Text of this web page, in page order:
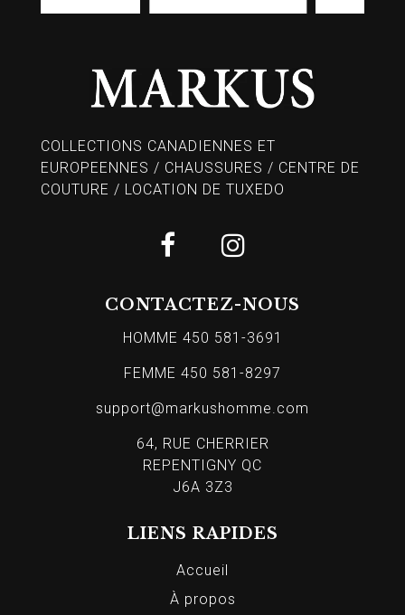
COLLECTIONS CANADIENNES ET
EUROPEENNES / CHAUSSURES / CENTRE DE
COUTURE / LOCATION DE TUXEDO
CONTACTEZ-NOUS
HOMME 450 581-3691
FEMME 450 581-8297
support@markushomme.com
64, RUE CHERRIER
REPENTIGNY QC
J6A 3Z3
LIENS RAPIDES
Accueil
À propos